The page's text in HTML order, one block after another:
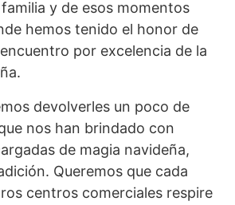
y de esos momentos
hemos tenido el honor de
por excelencia de la
devolverles un poco de
nos han brindado con
de magia navideña,
Queremos que cada
centros comerciales respire